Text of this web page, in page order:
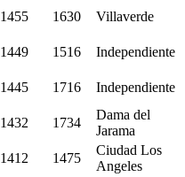
1455 1630 Villaverde
1449 1516 Independiente
1445 1716 Independiente
1432 1734
Dama del
Jarama
1412 1475
Ciudad Los
Angeles